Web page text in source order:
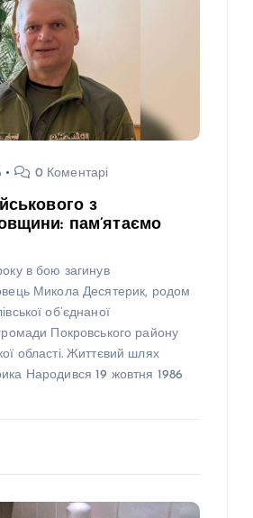
0 Коментарі
з
пам’ятаємо
в бою загинув
Микола Десятерик, родом
об’єднаної
Покровського району
області. Життєвий шлях
Народився 19 жовтня 1986